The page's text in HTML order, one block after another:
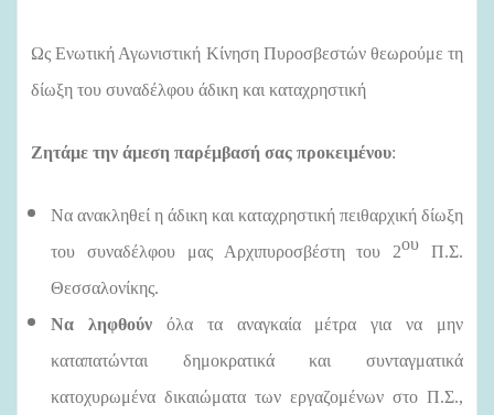
Ως Ενωτική Αγωνιστική Κίνηση Πυροσβεστών θεωρούμε τη
δίωξη του συναδέλφου άδικη και καταχρηστική
Ζητάμε την άμεση παρέμβασή σας προκειμένου:
Να ανακληθεί η άδικη και καταχρηστική πειθαρχική δίωξη
του συναδέλφου μας Αρχιπυροσβέστη του 2ου Π.Σ.
Θεσσαλονίκης.
Να ληφθούνόλα τα αναγκαία μέτρα για να μην
καταπατώνται δημοκρατικά και συνταγματικά
κατοχυρωμένα δικαιώματα των εργαζομένων στο Π.Σ.,